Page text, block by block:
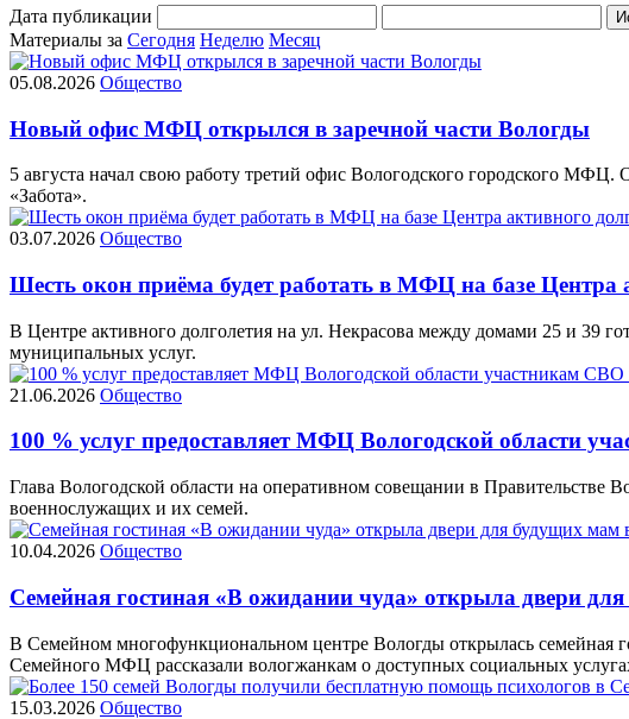
Дата публикации
Материалы за Сегодня Неделю Месяц
05.08.2026 Общество
Новый офис МФЦ открылся в заречной части Вологды
5 августа начал свою работу третий офис Вологодского городского МФЦ.
«Забота».
03.07.2026 Общество
Шесть окон приёма будет работать в МФЦ на базе Центра
В Центре активного долголетия на ул. Некрасова между домами 25 и 39
муниципальных услуг.
21.06.2026 Общество
100 % услуг предоставляет МФЦ Вологодской области
Глава Вологодской области на оперативном совещании в Правительстве
военнослужащих и их семей.
10.04.2026 Общество
Семейная гостиная «В ожидании чуда» открыла двери
В Семейном многофункциональном центре Вологды открылась
Семейного МФЦ рассказали вологжанкам о доступных социальных
15.03.2026 Общество